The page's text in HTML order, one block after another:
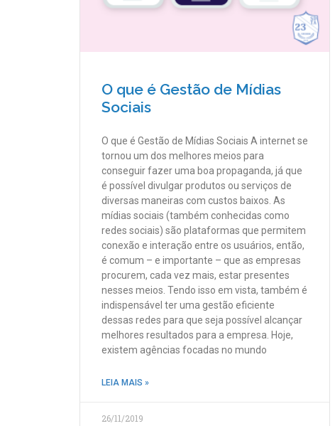
O que é Gestão de Mídias
Sociais
O que é Gestão de Mídias Sociais A internet se
tornou um dos melhores meios para
conseguir fazer uma boa propaganda, já que
é possível divulgar produtos ou serviços de
diversas maneiras com custos baixos. As
mídias sociais (também conhecidas como
redes sociais) são plataformas que permitem
conexão e interação entre os usuários, então,
é comum – e importante – que as empresas
procurem, cada vez mais, estar presentes
nesses meios. Tendo isso em vista, também é
indispensável ter uma gestão eficiente
dessas redes para que seja possível alcançar
melhores resultados para a empresa. Hoje,
existem agências focadas no mundo
LEIA MAIS »
26/11/2019